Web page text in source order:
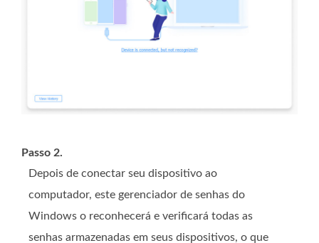
Passo 2.
Depois de conectar seu dispositivo ao
computador, este gerenciador de senhas do
Windows o reconhecerá e verificará todas as
senhas armazenadas em seus dispositivos, o que